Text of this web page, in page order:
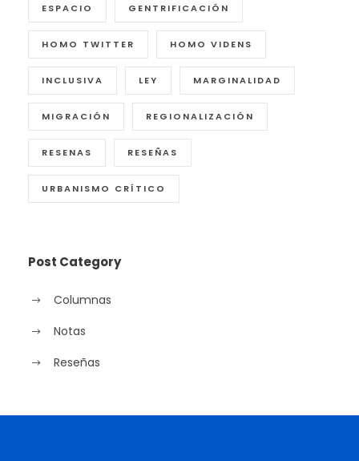
ESPACIO GENTRIFICACIÓN
HOMO TWITTER HOMO VIDENS
INCLUSIVA LEY MARGINALIDAD
MIGRACIÓN REGIONALIZACIÓN
RESENAS RESEÑAS
URBANISMO CRÍTICO
Post Category
Columnas
Notas
Reseñas